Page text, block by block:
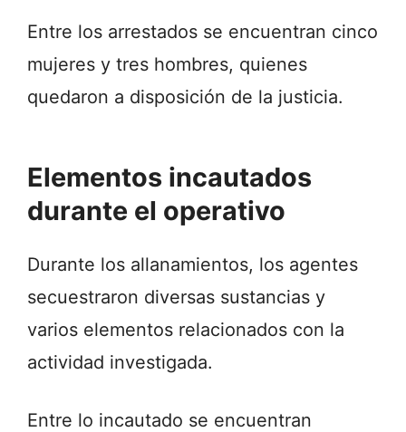
Entre los arrestados se encuentran cinco
mujeres y tres hombres, quienes
quedaron a disposición de la justicia.
Elementos incautados
durante el operativo
Durante los allanamientos, los agentes
secuestraron diversas sustancias y
varios elementos relacionados con la
actividad investigada.
Entre lo incautado se encuentran